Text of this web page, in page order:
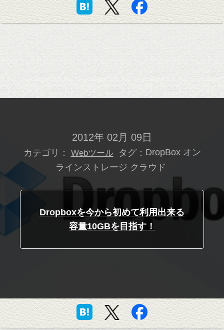
2012年 02月 09日
カテゴリ： Webツール タグ： DropBox オン
ラインストレージ クラウド
Dropboxを今から初めて利用出来る
容量10GBを目指す！